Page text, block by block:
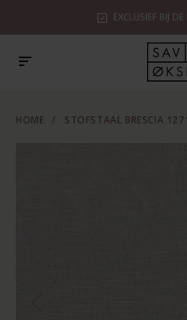
EXCLUSIEF BIJ
HOME / STOFSTAAL BRESCIA